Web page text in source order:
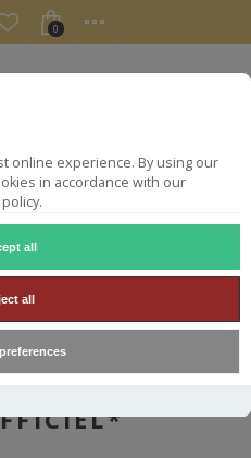
online experience. By using our
in accordance with our
all
all
0
50.5° 101 8ANS OFFICIEL*
50.5° 101